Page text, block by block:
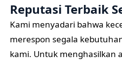
Reputasi Terbaik
Kami menyadari bahwa
merespon segala
kami. Untuk menghasilkan